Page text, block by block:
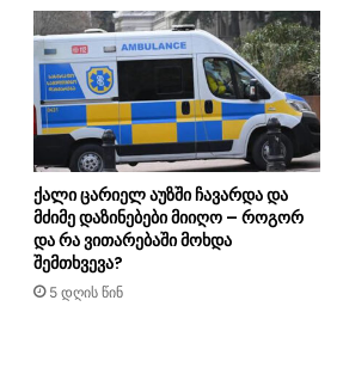
ქალი ცარიელ აუზში ჩავარდა და
მძიმე დაზინებები მიიღო – როგორ
და რა ვითარებაში მოხდა
შემთხვევა?
5 დღის წინ